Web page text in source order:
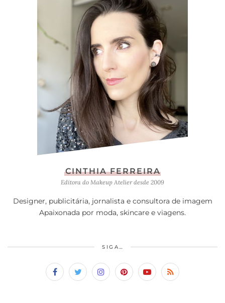
CINTHIA FERREIRA
Editora do Makeup Atelier desde 2009
Designer, publicitária, jornalista e consultora de imagem
Apaixonada por moda, skincare e viagens.
SIGA…